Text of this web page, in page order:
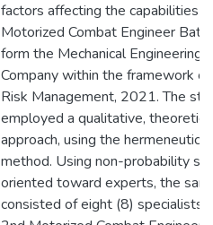
factors affecting the capabilities
Motorized Combat Engineer
form the Mechanical Engineering
Company within the framework
Risk Management, 2021. The
employed a qualitative,
approach, using the
method. Using non-probability
oriented toward experts, the
consisted of eight (8) specialists